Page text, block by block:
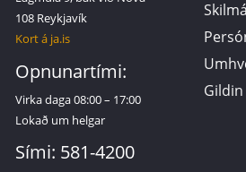
108 Reykjavík
Kort á ja.is
Opnunartími:
Virka daga 08:00 – 17:00
Lokað um helgar
Sími: 581-4200